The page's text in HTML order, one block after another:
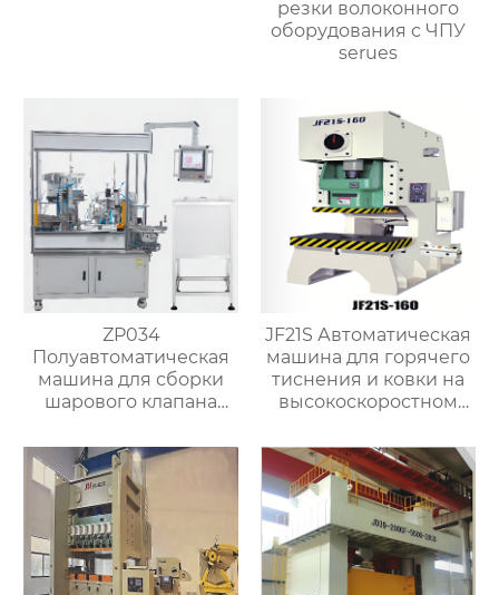
резки волоконного
оборудования с ЧПУ
serues
ZP034
Полуавтоматическая
машина для сборки
шарового клапана
втулочным
прижимным
колпаком)
JF21S Автоматическая
машина для горячего
тиснения и ковки на
высокоскоростном
кранов